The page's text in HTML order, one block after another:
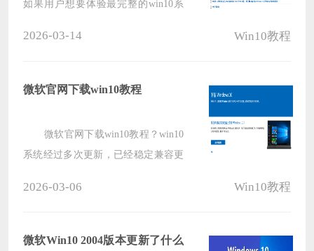
如果用户想要体验最完整的win10系
吧。
2026-03-14 Win10教程
微软官网下载win10教程
微软官网下载win10教程？win10
系统经过多次更新，已经稳定兼容更
版本的下载教程吧。
2026-03-06 Win10教程
微软Win10 2004版本更新了什么